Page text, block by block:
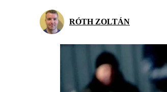
RÓTH ZOLTÁN